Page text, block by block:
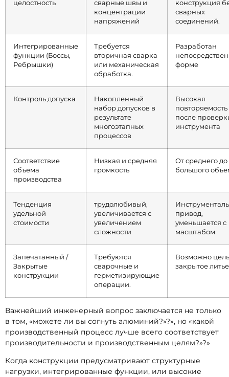
целостность
сварные швы и
концентрации
напряжений
конструкция
сварных
соединений.
Интегрированные
функции (Боссы,
Ребрышки)
Требуется
вторичная сварка
или механическая
обработка.
Разработан
форме
Контроль допуска
Накопленный
набор допусков в
результате
многоэтапных
процессов
Высокая
повторяемость
после
инструмента
Соответствие
объема
производства
Низкая и средняя
громкость
От среднего до
большого
Тенденция
удельной
стоимости
трудолюбивый,
увеличивается с
увеличением
сложности
привод,
уменьшается с
масштабом
Запечатанный /
Закрытые
конструкции
Требуются
сварочные и
герметизирующие
операции.
Возможно
закрытое литье
Важнейший инженерный вопрос заключается не только
в том, «можете ли вы согнуть алюминий?»?», но «какой
производственный процесс лучше всего соответствует
производительности и производственным целям?»?»
Когда конструкции предусматривают структурные
нагрузки, интегрированные функции, или высокие